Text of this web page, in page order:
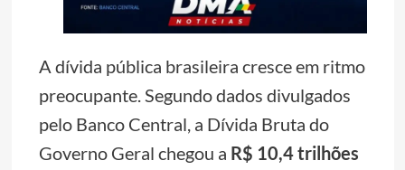
A dívida pública brasileira cresce em ritmo
preocupante. Segundo dados divulgados
pelo Banco Central, a Dívida Bruta do
Governo Geral chegou a R$ 10,4 trilhões